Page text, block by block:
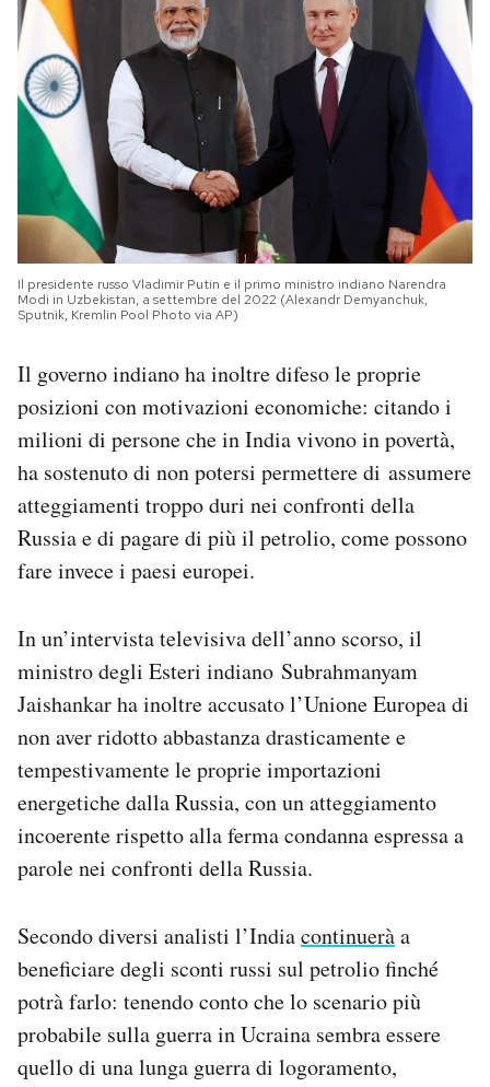
Il presidente russo Vladimir Putin e il primo ministro indiano Narendra
Modi in Uzbekistan, a settembre del 2022 (Alexandr Demyanchuk,
Sputnik, Kremlin Pool Photo via AP)
Il governo indiano ha inoltre difeso le proprie
posizioni con motivazioni economiche: citando i
milioni di persone che in India vivono in povertà,
ha sostenuto di non potersi permettere di assumere
atteggiamenti troppo duri nei confronti della
Russia e di pagare di più il petrolio, come possono
fare invece i paesi europei.
In un’intervista televisiva dell’anno scorso, il
ministro degli Esteri indiano Subrahmanyam
Jaishankar ha inoltre accusato l’Unione Europea di
non aver ridotto abbastanza drasticamente e
tempestivamente le proprie importazioni
energetiche dalla Russia, con un atteggiamento
incoerente rispetto alla ferma condanna espressa a
parole nei confronti della Russia.
Secondo diversi analisti l’Indiacontinueràa
beneficiare degli sconti russi sul petrolio finché
potrà farlo: tenendo conto che lo scenario più
probabile sulla guerra in Ucraina sembra essere
quello di una lunga guerra di logoramento,